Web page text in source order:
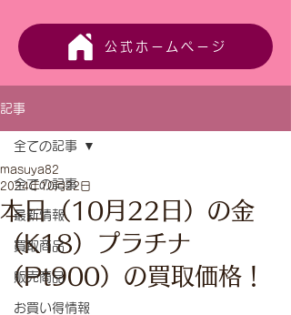
公式ホームページ
記事
全ての記事
最新情報
買取商品
販売商品
お買い得情報
全ての記事
本日（10月22日）の金
（K18）プラチナ
（Pt900）の買取価格！
masuya82
2024年10月22日